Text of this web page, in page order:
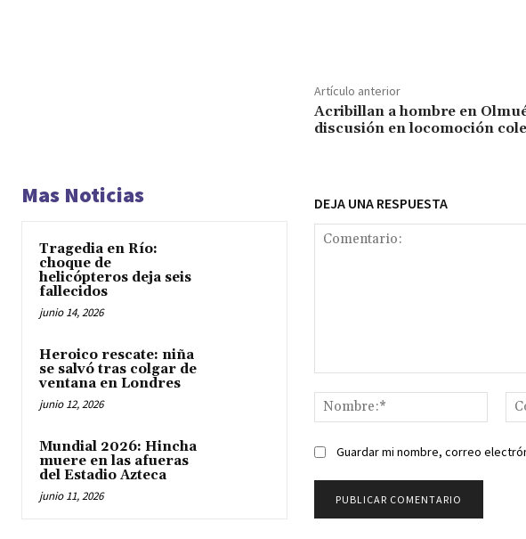
Artículo anterior
Acribillan a hombre en
discusión en locomoción
Mas Noticias
Tragedia en Río:
choque de
helicópteros deja seis
fallecidos
junio 14, 2026
Heroico rescate: niña
se salvó tras colgar de
ventana en Londres
junio 12, 2026
Mundial 2026: Hincha
muere en las afueras
del Estadio Azteca
junio 11, 2026
DEJA UNA RESPUESTA
Guardar mi nombre, correo